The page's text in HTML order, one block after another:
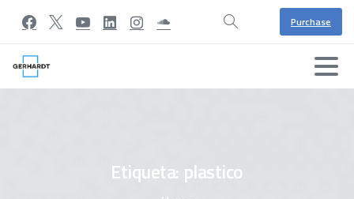
Purchase
Etiqueta: plastico